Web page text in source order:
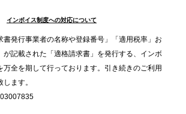
のご案内｜職場で完結する“忘年会・
グ”が人気。幹事負担を軽減し、社内
ョンを促進
インボイス制度への対応について
書発行事業者の名称や登録番号」「適用税率」お
が記載された「適格請求書」を発行する、インボ
万全を期して行っております。引き続きのご利用
ます。